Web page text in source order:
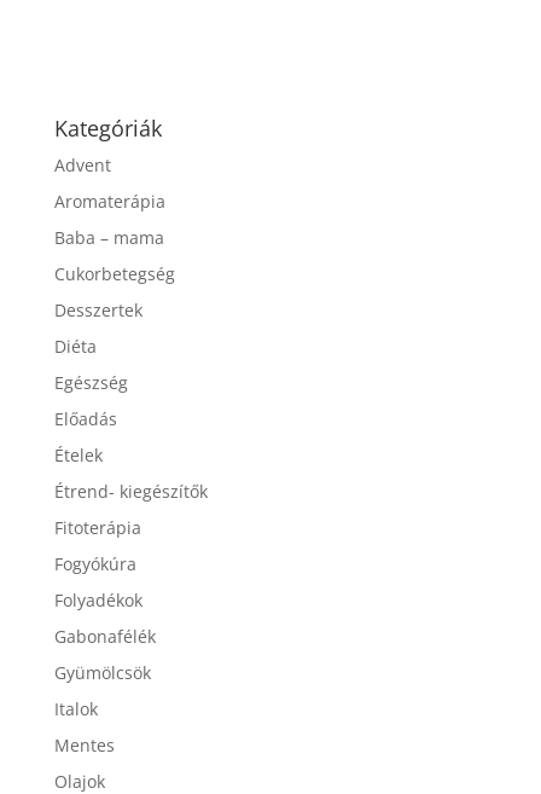
Kategóriák
Advent
Aromaterápia
Baba – mama
Cukorbetegség
Desszertek
Diéta
Egészség
Előadás
Ételek
Étrend- kiegészítők
Fitoterápia
Fogyókúra
Folyadékok
Gabonafélék
Gyümölcsök
Italok
Mentes
Olajok